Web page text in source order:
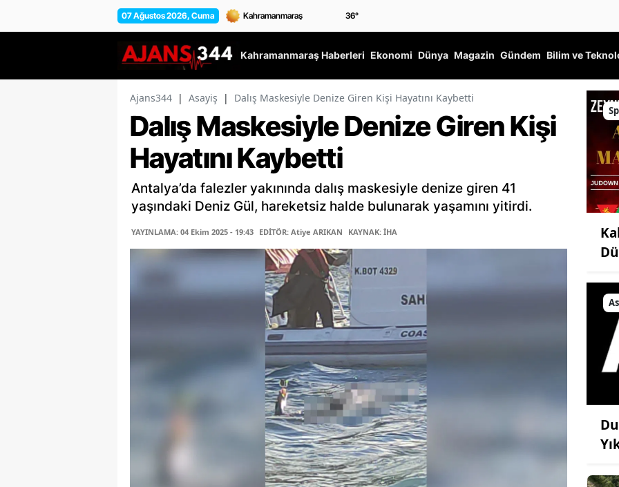
07 Ağustos 2026, Cuma 36°
Kahramanmaraş Haberleri Ekonomi Dünya Magazin Gündem Bilim ve
Ajans344 | Asayiş | Dalış Maskesiyle Denize Giren Kişi Hayatını Kaybetti
Dalış Maskesiyle Denize Giren Kişi
Hayatını Kaybetti
Antalya’da falezler yakınında dalış maskesiyle denize giren 41
yaşındaki Deniz Gül, hareketsiz halde bulunarak yaşamını yitirdi.
YAYINLAMA: 04 Ekim 2025 - 19:43 EDİTÖR: Atiye ARIKAN KAYNAK: İHA